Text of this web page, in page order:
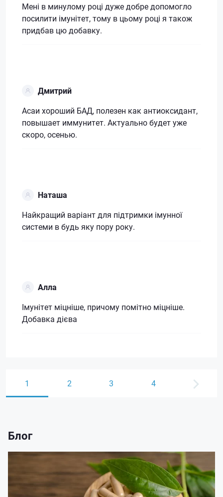
Мені в минулому році дуже добре допомогло
посилити імунітет, тому в цьому році я також
придбав цю добавку.
Дмитрий
Асаи хороший БАД, полезен как антиоксидант,
повышает иммунитет. Актуально будет уже
скоро, осенью.
Наташа
Найкращий варіант для підтримки імунної
системи в будь яку пору року.
Алла
Імунітет міцніше, причому помітно міцніше.
Добавка дієва
1 2 3 4
Блог